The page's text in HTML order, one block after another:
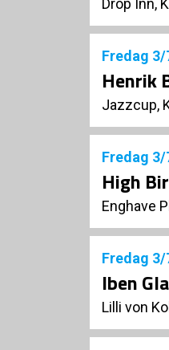
Drop Inn,
Fredag 3/
Henrik
Jazzcup,
Fredag 3/
High
Enghave
Fredag 3/
Iben
Lilli von